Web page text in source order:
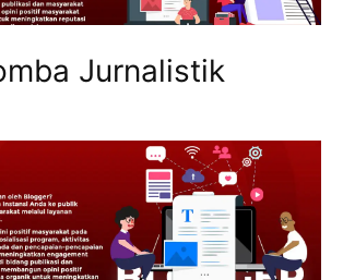
Jurnalistik